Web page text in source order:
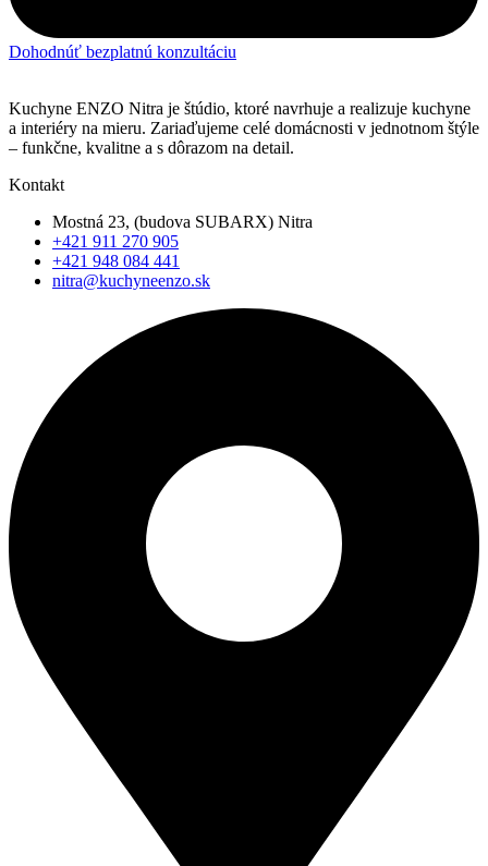
Dohodnúť bezplatnú konzultáciu
Kuchyne ENZO Nitra je štúdio, ktoré navrhuje a realizuje kuchyne
a interiéry na mieru. Zariaďujeme celé domácnosti v jednotnom štýle
– funkčne, kvalitne a s dôrazom na detail.
Kontakt
Mostná 23, (budova SUBARX) Nitra
+421 911 270 905
+421 948 084 441
nitra@kuchyneenzo.sk